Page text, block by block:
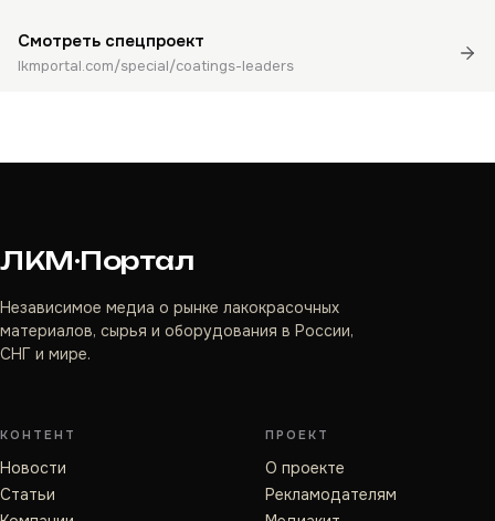
Смотреть спецпроект
lkmportal.com/special/coatings-leaders
ЛКМ·Портал
Независимое медиа о рынке лакокрасочных
материалов, сырья и оборудования в России,
СНГ и мире.
КОНТЕНТ
Новости
Статьи
ПРОЕКТ
О проекте
Рекламодателям